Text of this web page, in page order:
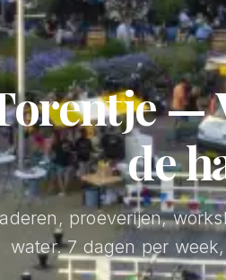
—
de
proeverijen,
water. 7 dagen per